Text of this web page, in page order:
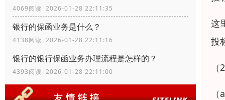
4069阅读 2026-01-28 22:11:35
银行的保函业务是什么？
4138阅读 2026-01-28 22:11:16
银行的银行保函业务办理流程是怎样的？
4393阅读 2026-01-28 22:11:00
这
投